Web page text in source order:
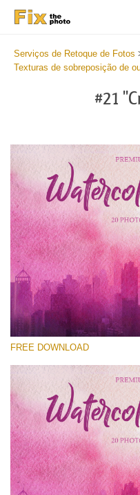
Serviços de Retoque de Fotos
Texturas de sobreposição de
#21
Por
Small 800*533px
Watercolor Fuchsia
(20 Textures)
Large 6000*4000px
Entire Collection
FREE DOWNLOAD